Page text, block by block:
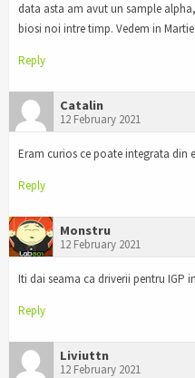
data asta am avut un sample
biosi noi intre timp. Vedem in Martie
Reply
Catalin
12 February 2021
Eram curios ce poate integrata din
Reply
Monstru
12 February 2021
Iti dai seama ca driverii pentru
Reply
Liviuttn
12 February 2021